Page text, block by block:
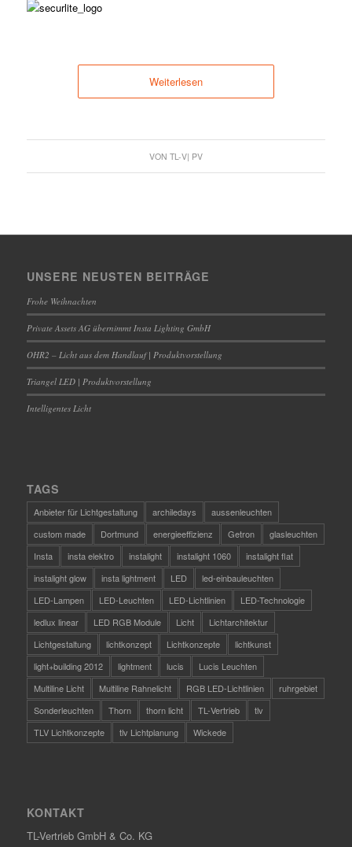
Weiterlesen
VON TL-V| PV
UNSERE NEUSTEN BEITRÄGE
Frohe Weihnachten
Private Assets AG übernimmt Insta Lighting GmbH
OHR2 – Licht aus dem Handlauf | Produktvorstellung
Triangel LED | Produktvorstellung
Intelligentes Licht
TAGS
Anbieter für Lichtgestaltung archiledays
aussenleuchten
custom made
Dortmund energieeffizienz Getron
glasleuchten
Insta
insta elektro instalight instalight 1060
instalight flat
instalight glow
insta lightment LED
led-einbauleuchten
LED-Lampen
LED-Leuchten LED-Lichtlinien
LED-Technologie
ledlux linear
LED RGB Module Licht
Lichtarchitektur
Lichtgestaltung
lichtkonzept Lichtkonzepte
lichtkunst
light+building 2012
lightment lucis
Lucis Leuchten
Multiline Licht
Multiline Rahnelicht RGB LED-Lichtlinien
ruhrgebiet
Sonderleuchten
Thorn thorn licht TL-Vertrieb
tlv
TLV Lichtkonzepte
tlv Lichtplanung Wickede
KONTAKT
TL-Vertrieb GmbH & Co. KG